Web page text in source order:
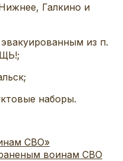
Галкино и
из п.
наборы.
СВО»
воинам СВО